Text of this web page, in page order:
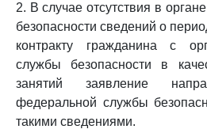
2. В случае отсутствия в
безопасности сведений о
контракту гражданина с
службы безопасности в
занятий заявление
федеральной службы
такими сведениями.